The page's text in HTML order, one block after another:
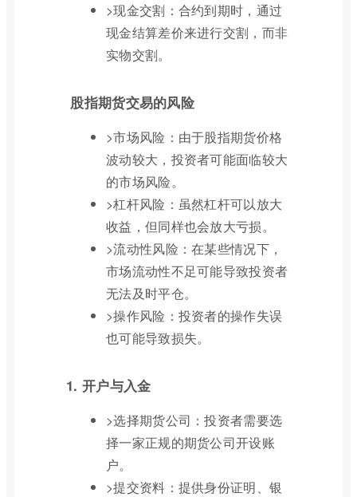
>现金交割：合约到期时，通过
现金结算差价来进行交割，而非
实物交割。
股指期货交易的风险
>市场风险：由于股指期货价格
波动较大，投资者可能面临较大
的市场风险。
>杠杆风险：虽然杠杆可以放大
收益，但同样也会放大亏损。
>流动性风险：在某些情况下，
市场流动性不足可能导致投资者
无法及时平仓。
>操作风险：投资者的操作失误
也可能导致损失。
1. 开户与入金
>选择期货公司：投资者需要选
择一家正规的期货公司开设账
户。
>提交资料：提供身份证明、银